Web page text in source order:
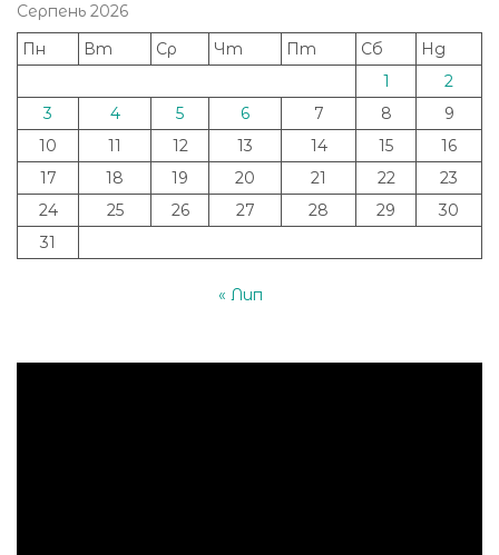
Серпень 2026
Пн
Вт Ср Чт Пт Сб
Нд
1
2
3
4 5 6 7 8
9
10
11 12 13 14 15
16
17
18 19 20 21 22
23
24
25 26 27 28 29
30
31
« Лип